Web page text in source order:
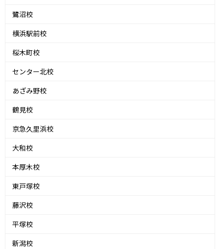
鷺沼校
横浜駅前校
桜木町校
センター北校
あざみ野校
鶴見校
京急久里浜校
大和校
本厚木校
東戸塚校
藤沢校
平塚校
新潟校